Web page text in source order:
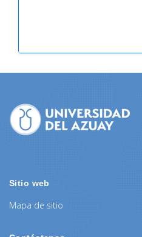
Sitio web
Mapa de sitio